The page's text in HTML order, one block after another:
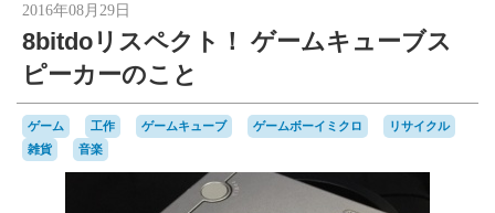
2016年08月29日
8bitdoリスペクト！ ゲームキューブス
ピーカーのこと
ゲーム 工作 ゲームキューブ ゲームボーイミクロ
リサイクル
雑貨
音楽